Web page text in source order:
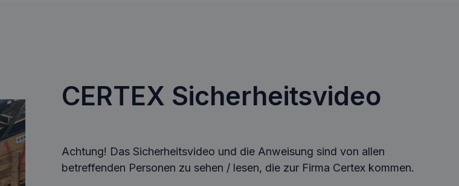
CERTEX Sicherheitsvideo
Achtung! Das Sicherheitsvideo und die Anweisung sind von allen
betreffenden Personen zu sehen / lesen, die zur Firma Certex kommen.